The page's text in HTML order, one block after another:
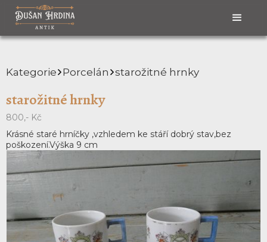
Kategorie Porcelán starožitné hrnky
starožitné hrnky
800,- Kč
Krásné staré hrníčky ,vzhledem ke stáří dobrý stav,bez
poškození.Výška 9 cm